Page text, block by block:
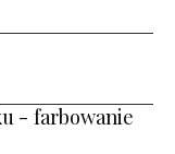
- farbowanie